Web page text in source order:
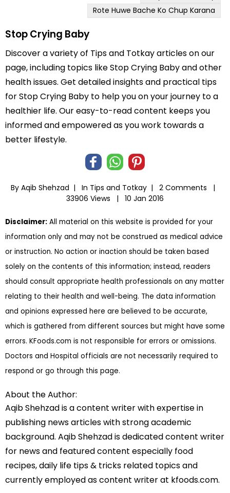
Rote Huwe Bache Ko Chup Karana
Stop Crying Baby
Discover a variety of Tips and Totkay articles on our
page, including topics like Stop Crying Baby and other
health issues. Get detailed insights and practical tips
for Stop Crying Baby to help you on your journey to a
healthier life. Our easy-to-read content keeps you
informed and empowered as you work towards a
better lifestyle.
By Aqib Shehzad | In Tips and Totkay |
2 Comments |
33906 Views |
10 Jan 2016
Disclaimer: All material on this website is provided for your
information only and may not be construed as medical advice
or instruction. No action or inaction should be taken based
solely on the contents of this information; instead, readers
should consult appropriate health professionals on any matter
relating to their health and well-being. The data information
and opinions expressed here are believed to be accurate,
which is gathered from different sources but might have some
errors. KFoods.com is not responsible for errors or omissions.
Doctors and Hospital officials are not necessarily required to
respond or go through this page.
About the Author:
Aqib Shehzad is a content writer with expertise in
publishing news articles with strong academic
background. Aqib Shehzad is dedicated content writer
for news and featured content especially food
recipes, daily life tips & tricks related topics and
currently employed as content writer at kfoods.com.